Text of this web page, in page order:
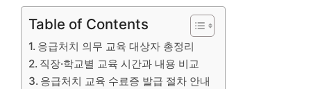
Table of Contents
응급처치 의무 교육 대상자 총정리
직장·학교별 교육 시간과 내용 비교
응급처치 교육 수료증 발급 절차 안내